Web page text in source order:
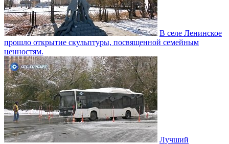
В селе Ленинское
прошло открытие скульптуры, посвященной семейным
ценностям.
Лучший